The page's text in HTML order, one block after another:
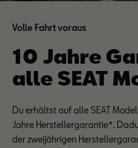
Volle Fahrt voraus
10 Jahre
alle SEAT
Du erhältst auf alle SEAT
Jahre Herstellergarantie*.
der zweijährigen